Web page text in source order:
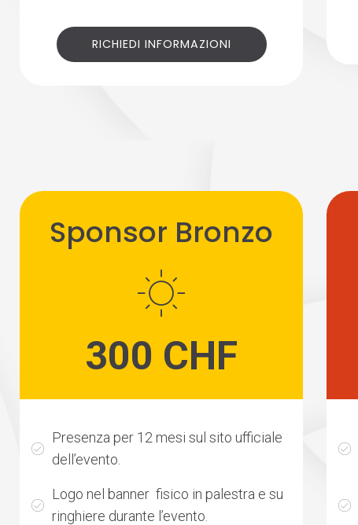
RICHIEDI INFORMAZIONI
Sponsor Bronzo
300 CHF
Presenza per 12 mesi sul sito ufficiale
dell’evento.
Logo nel banner fisico in palestra e su
ringhiere durante l’evento.